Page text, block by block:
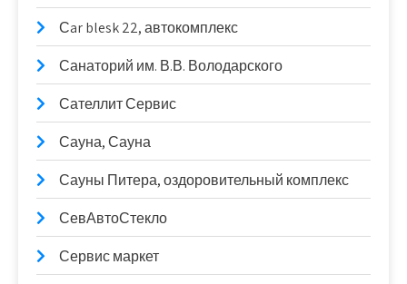
Сar blesk 22, автокомплекс
Санаторий им. В.В. Володарского
Сателлит Сервис
Сауна, Сауна
Сауны Питера, оздоровительный комплекс
СевАвтоСтекло
Сервис маркет